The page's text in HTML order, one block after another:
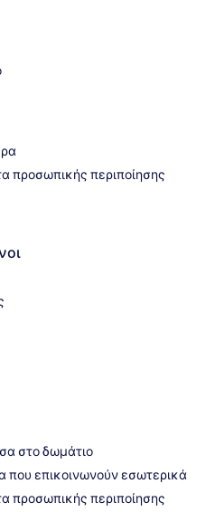
προσωπικής περιποίησης
στο δωμάτιο
που επικοινωνούν εσωτερικά
προσωπικής περιποίησης